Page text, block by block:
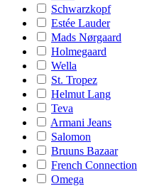
Schwarzkopf
Estée Lauder
Mads Nørgaard
Holmegaard
Wella
St. Tropez
Helmut Lang
Teva
Armani Jeans
Salomon
Bruuns Bazaar
French Connection
Omega